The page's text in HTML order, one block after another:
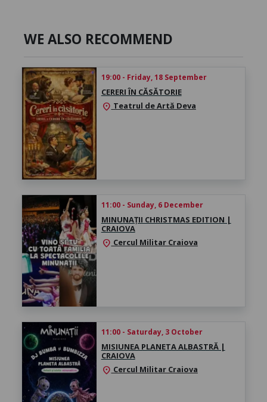
WE ALSO RECOMMEND
19:00 - Friday, 18 September
CERERI ÎN CĂSĂTORIE
location_on Teatrul de Artă Deva
11:00 - Sunday, 6 December
MINUNAȚII CHRISTMAS EDITION |
CRAIOVA
location_on Cercul Militar Craiova
11:00 - Saturday, 3 October
MISIUNEA PLANETA ALBASTRĂ |
CRAIOVA
location_on Cercul Militar Craiova